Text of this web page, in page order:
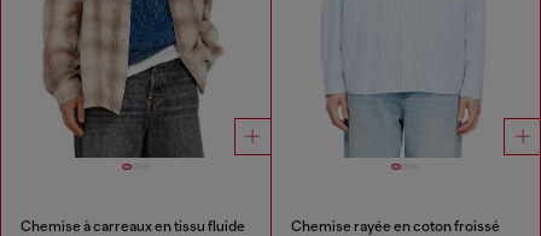
Chemise à carreaux en tissu fluide Chemise rayée en coton froissé